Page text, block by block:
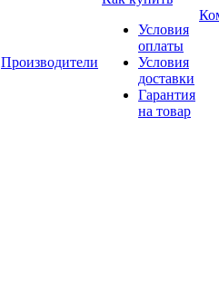
Производители
Условия
оплаты
Условия
доставки
Гарантия
на товар